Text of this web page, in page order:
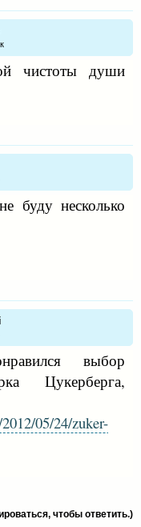
чистоты души
буду несколько
выбор
Цукерберга,
05/24/zuker-
чтобы ответить.)